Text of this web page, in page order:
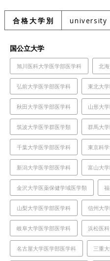
合格大学別 university
国公立大学
旭川医科大学医学部医学科 北
弘前大学医学部医学科 東北大
秋田大学医学部医学科 山形大
筑波大学医学群医学類 群馬大
千葉大学医学部医学科 東京科
新潟大学医学部医学科 富山大
金沢大学医薬保健学域医学類
山梨大学医学部医学科 信州大
岐阜大学医学部医学科 浜松医
名古屋大学医学部医学科 三重